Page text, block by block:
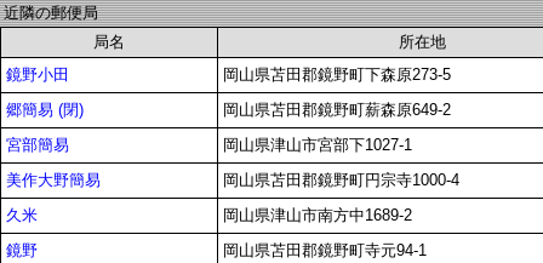
近隣の郵便局
局名
所在地
鏡野小田
岡山県苫田郡鏡野町下森原273-5
郷簡易 (閉)
岡山県苫田郡鏡野町薪森原649-2
宮部簡易
岡山県津山市宮部下1027-1
美作大野簡易
岡山県苫田郡鏡野町円宗寺1000-4
久米
岡山県津山市南方中1689-2
鏡野
岡山県苫田郡鏡野町寺元94-1